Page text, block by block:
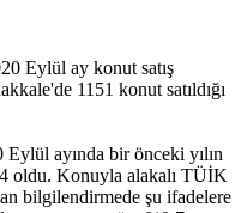
Eylül ay konut satış
1151 konut satıldığı
ayında bir önceki yılın
oldu. Konuyla alakalı TÜİK
bilgilendirmede şu ifadelere